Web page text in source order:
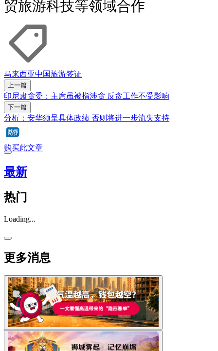
贸旅游科技等领域合作
马来西亚中国旅游签证
上一篇
印尼肃贪委：主席虽被指涉贪 反贪工作不受影响
下一篇
分析：安华须呈具体政绩 否则将进一步流失支持
购买此文章
最新
热门
Loading...
更多消息